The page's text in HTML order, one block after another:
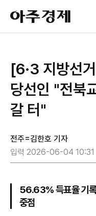
아
주
경
[6·3 지방선
당선인 "전북
갈 터"
전주=김한호 기자
입력 2026-06-04 10:31
56.63% 득표율 기
중점